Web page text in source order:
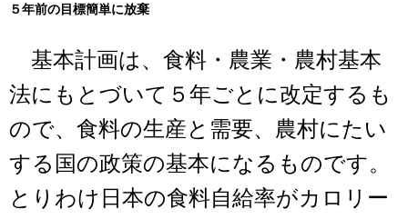
５年前の目標簡単に放棄
基本計画は、食料・農業・農村基本
法にもとづいて５年ごとに改定するも
ので、食料の生産と需要、農村にたい
する国の政策の基本になるものです。
とりわけ日本の食料自給率がカロリー